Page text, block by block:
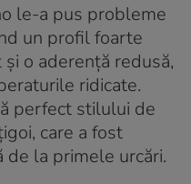
le-a pus probleme
un profil foarte
o aderență redusă,
ridicate.
perfect stilului de
care a fost
la primele urcări.